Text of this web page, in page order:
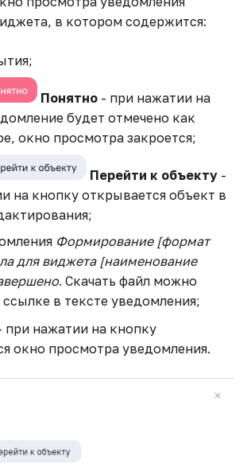
в котором содержится:
Понятно - при нажатии на
будет отмечено как
окно просмотра закроется;
Перейти к объекту -
на кнопку открывается объект в
Формирование [формат
для виджета [наименование
. Скачать файл можно
в тексте уведомления;
при нажатии на кнопку
окно просмотра уведомления.